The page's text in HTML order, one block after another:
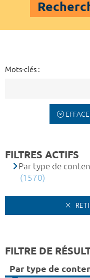
Mots-clés :
FILTRES ACTIFS
Par type de
(1570)
FILTRE DE
Par type de